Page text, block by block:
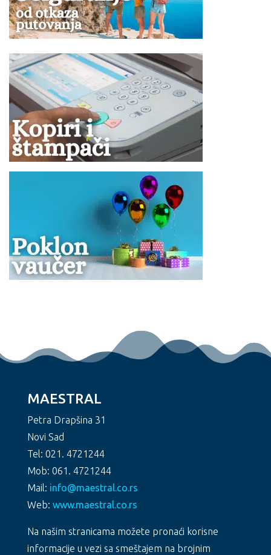
MAESTRAL
Petra Drapšina 31
Novi Sad
Tel: 021. 4721244
Mob: 061. 4721244
Mail: info@maestral.co.rs
Web: www.maestral.co.rs
Na našim stranicama možete pronaći korisne
informacije u vezi sa smeštajem na brojnim